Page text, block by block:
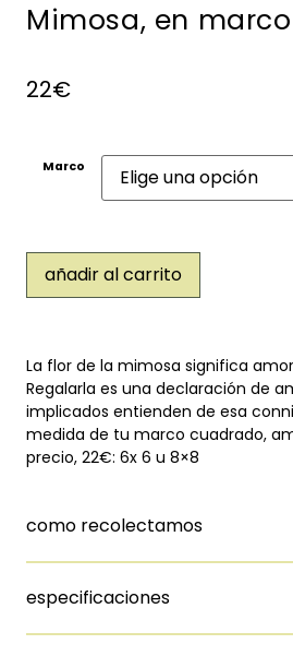
Mimosa, en
22€
Marco
añadir al carrito
La flor de la mimosa significa
Regalarla es una declaración de
implicados entienden de esa
medida de tu marco cuadrado,
precio, 22€: 6x 6 u 8×8
como recolectamos
especificaciones